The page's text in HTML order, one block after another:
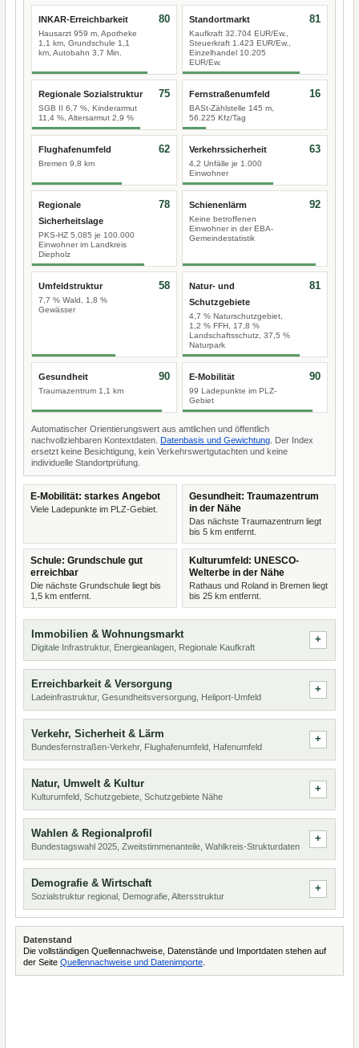
INKAR-Erreichbarkeit
Hausarzt 959 m, Apotheke
1,1 km, Grundschule 1,1
km, Autobahn 3,7 Min.
80 Standortmarkt
Kaufkraft 32.704 EUR/Ew.,
Steuerkraft 1.423 EUR/Ew.,
Einzelhandel 10.205
EUR/Ew.
81
Regionale Sozialstruktur
SGB II 6,7 %, Kinderarmut
11,4 %, Altersarmut 2,9 %
75 Fernstraßenumfeld
BASt-Zählstelle 145 m,
56.225 Kfz/Tag
16
Flughafenumfeld
Bremen 9,8 km
62 Verkehrssicherheit
4,2 Unfälle je 1.000
Einwohner
63
Regionale
Sicherheitslage
PKS-HZ 5.085 je 100.000
Einwohner im Landkreis
Diepholz
78 Schienenlärm
Keine betroffenen
Einwohner in der EBA-
Gemeindestatistik
92
Umfeldstruktur
7,7 % Wald, 1,8 %
Gewässer
58
Natur- und
Schutzgebiete
4,7 % Naturschutzgebiet,
1,2 % FFH, 17,8 %
Landschaftsschutz, 37,5 %
Naturpark
81
Gesundheit
Traumazentrum 1,1 km
90 E-Mobilität
99 Ladepunkte im PLZ-
Gebiet
90
Automatischer Orientierungswert aus amtlichen und öffentlich
nachvollziehbaren Kontextdaten. Datenbasis und Gewichtung . Der Index
ersetzt keine Besichtigung, kein Verkehrswertgutachten und keine
individuelle Standortprüfung.
E-Mobilität: starkes Angebot
Viele Ladepunkte im PLZ-Gebiet.
Gesundheit: Traumazentrum
in der Nähe
Das nächste Traumazentrum liegt
bis 5 km entfernt.
Schule: Grundschule gut
erreichbar
Die nächste Grundschule liegt bis
1,5 km entfernt.
Kulturumfeld: UNESCO-
Welterbe in der Nähe
Rathaus und Roland in Bremen liegt
bis 25 km entfernt.
Immobilien & Wohnungsmarkt
Digitale Infrastruktur, Energieanlagen, Regionale Kaufkraft
Erreichbarkeit & Versorgung
Ladeinfrastruktur, Gesundheitsversorgung, Heliport-Umfeld
Verkehr, Sicherheit & Lärm
Bundesfernstraßen-Verkehr, Flughafenumfeld, Hafenumfeld
Natur, Umwelt & Kultur
Kulturumfeld, Schutzgebiete, Schutzgebiete Nähe
Wahlen & Regionalprofil
Bundestagswahl 2025, Zweitstimmenanteile, Wahlkreis-Strukturdaten
Demografie & Wirtschaft
Sozialstruktur regional, Demografie, Altersstruktur
Datenstand
Die vollständigen Quellennachweise, Datenstände und Importdaten stehen auf
der Seite Quellennachweise und Datenimporte